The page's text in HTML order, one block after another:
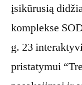
įsikūrusią
komplekse
g. 23
pristatymui